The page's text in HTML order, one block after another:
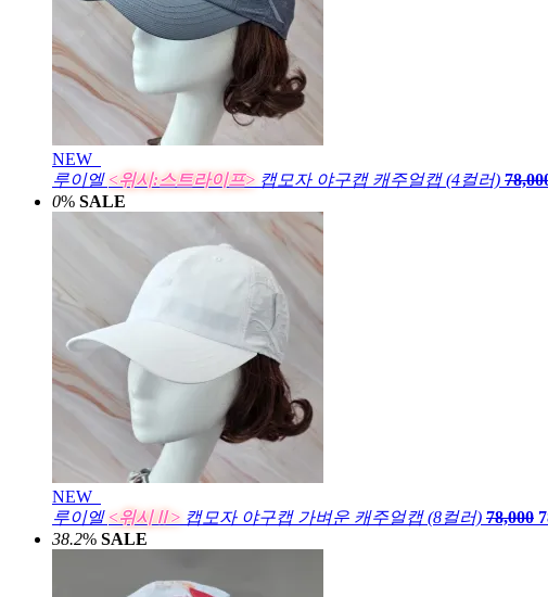
NEW
루이엘 <위시:스트라이프> 캡모자 야구캡 캐주얼캡 (4컬러)
0% SALE
NEW
루이엘 <위시Ⅱ> 캡모자 야구캡 가벼운 캐주얼캡 (8컬러) 78,000
38.2% SALE